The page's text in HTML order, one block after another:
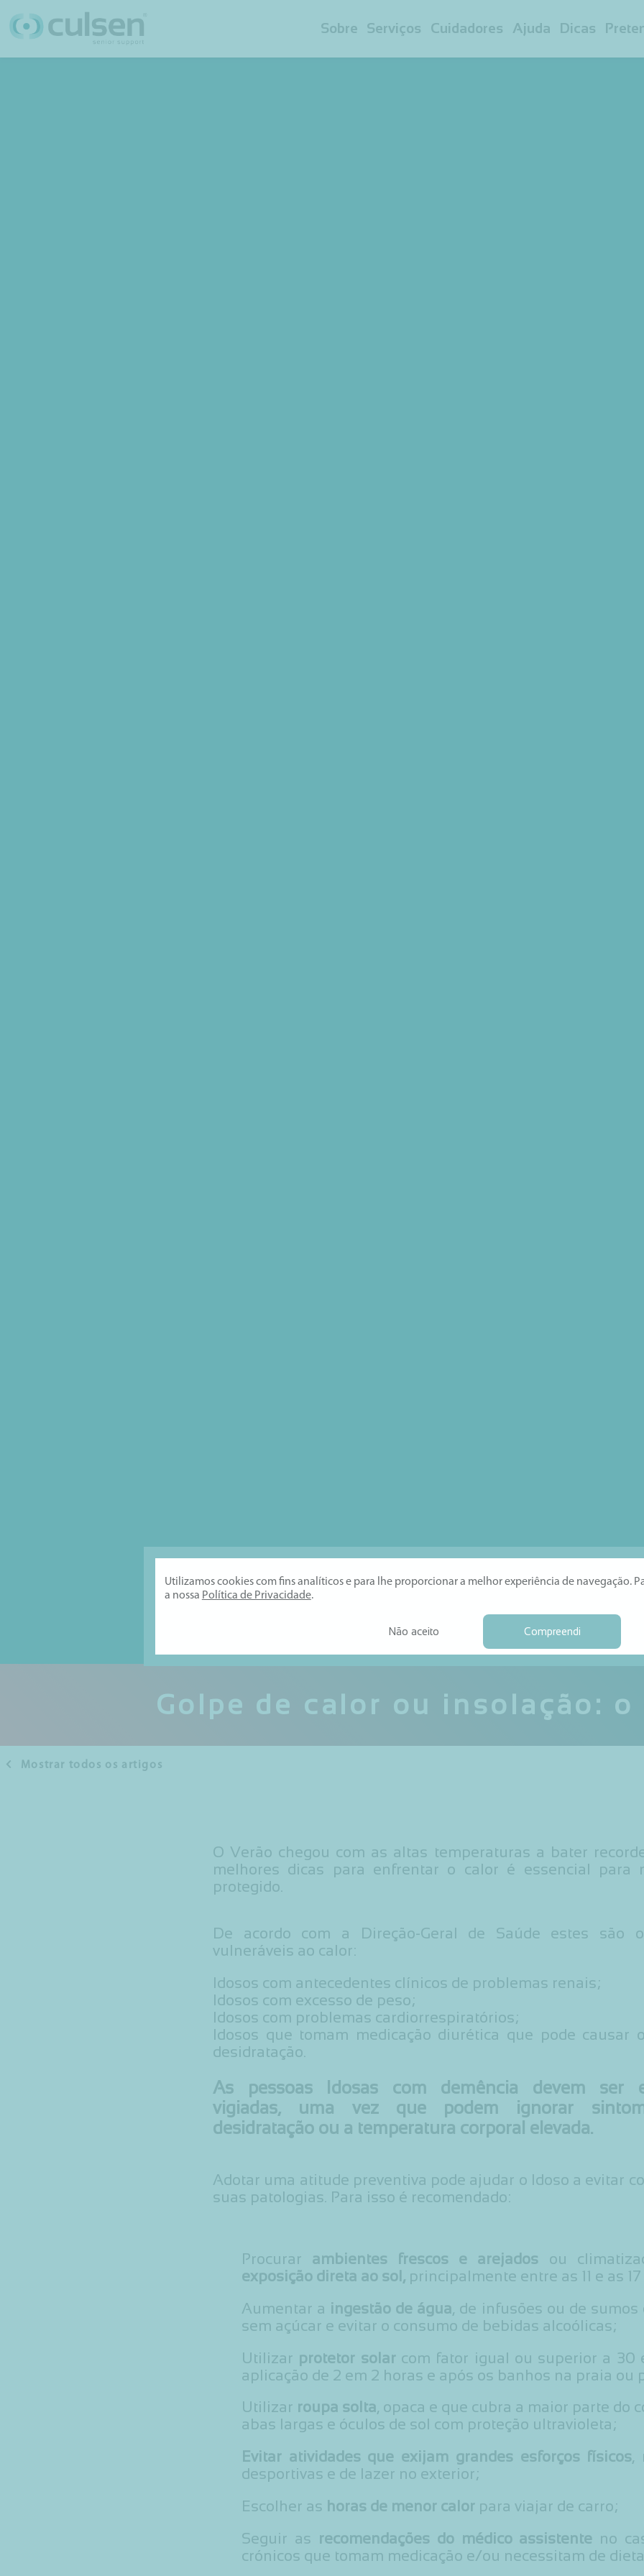
Utilizamos cookies com fins analíticos e para lhe proporcionar a melhor experiência de navegação.
a nossa Política de Privacidade.
Não aceito Compreendi
Sobre Serviços Cuidadores Ajuda Dicas
Golpe de calor ou insolação: o
Mostrar todos os artigos
O Verão chegou com as altas temperaturas a bater
melhores dicas para enfrentar o calor é essencial para
protegido.
De acordo com a Direção-Geral de Saúde estes são
vulneráveis ao calor:
Idosos com antecedentes clínicos de problemas renais;
Idosos com excesso de peso;
Idosos com problemas cardiorrespiratórios;
Idosos que tomam medicação diurética que pode causar
desidratação.
As pessoas Idosas com demência devem ser
vigiadas, uma vez que podem ignorar
desidratação ou a temperatura corporal elevada.
Adotar uma atitude preventiva pode ajudar o Idoso a evitar
suas patologias. Para isso é recomendado:
Procurar ambientes frescos e arejados ou
exposição direta ao sol, principalmente entre as 11 e as
Aumentar a ingestão de água, de infusões ou de
sem açúcar e evitar o consumo de bebidas alcoólicas;
Utilizar protetor solarcom fator igual ou superior a 30
aplicação de 2 em 2 horas e após os banhos na praia ou
Utilizar roupa solta, opaca e que cubra a maior parte do
abas largas e óculos de sol com proteção ultravioleta;
Evitar atividades que exijam grandes esforços físicos,
desportivas e de lazer no exterior;
Escolher as horas de menor calor para viajar de carro;
Seguir as recomendações do médico assistente no
crónicos que tomam medicação e/ou necessitam de